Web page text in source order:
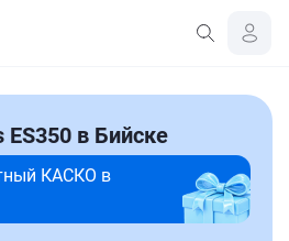
в Бийске
КАСКО в